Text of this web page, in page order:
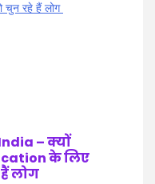
– क्यों
के लिए
लोग